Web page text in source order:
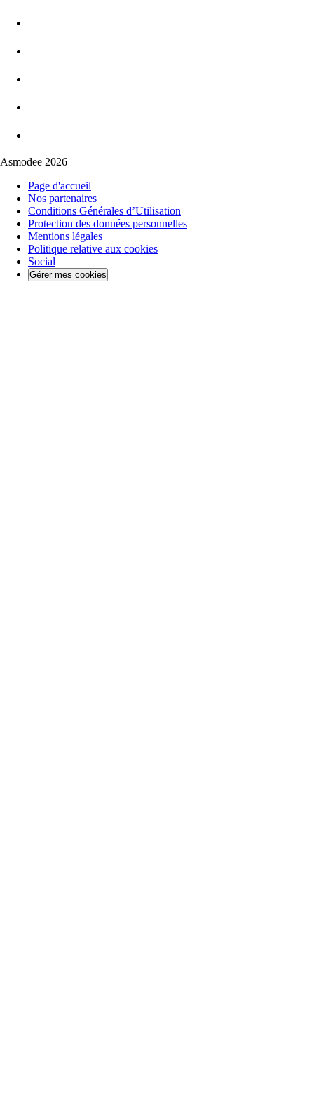
Asmodee 2026
Page d'accueil
Nos partenaires
Conditions Générales d’Utilisation
Protection des données personnelles
Mentions légales
Politique relative aux cookies
Social
Gérer mes cookies